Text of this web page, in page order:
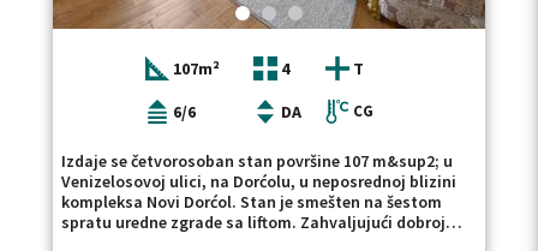
107m² 4
T
6/6
DA CG
Izdaje se četvorosoban stan površine 107 m&sup2; u
Venizelosovoj ulici, na Dorćolu, u neposrednoj blizini
kompleksa Novi Dorćol. Stan je smešten na šestom
spratu uredne zgrade sa liftom. Zahvaljujući dobroj